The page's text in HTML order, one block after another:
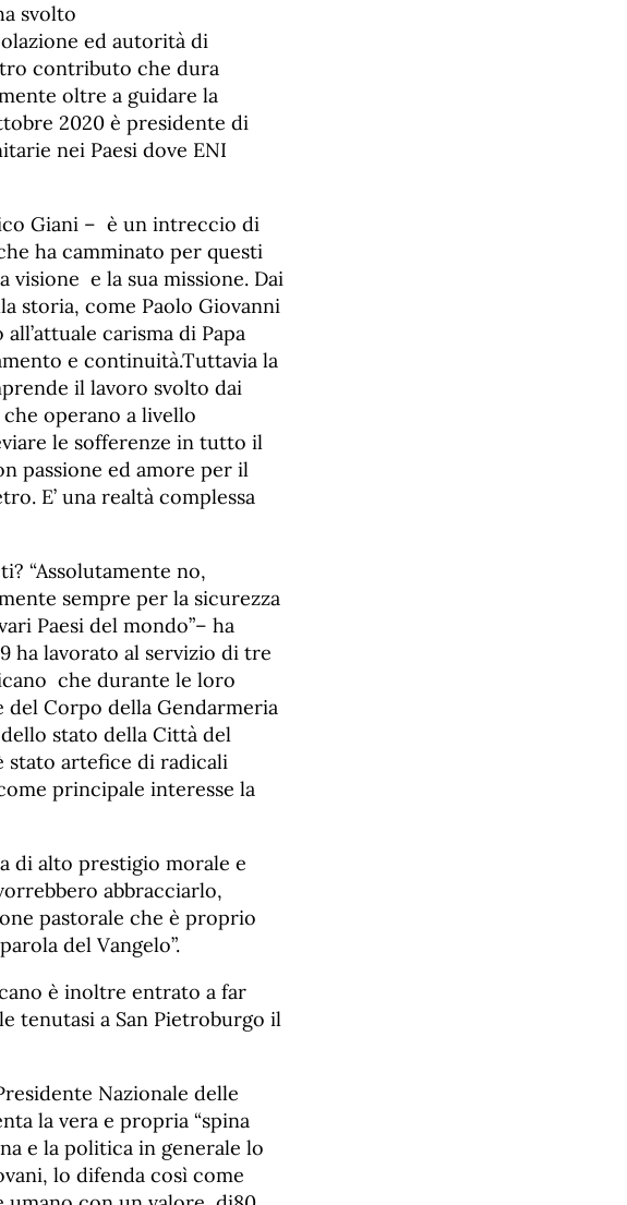
svolto
ed autorità di
contributo che dura
oltre a guidare la
2020 è presidente di
nei Paesi dove ENI
Giani – è un intreccio di
ha camminato per questi
e la sua missione. Dai
storia, come Paolo Giovanni
carisma di Papa
e continuità.Tuttavia la
il lavoro svolto dai
operano a livello
le sofferenze in tutto il
passione ed amore per il
E’ una realtà complessa
“Assolutamente no,
sempre per la sicurezza
Paesi del mondo”– ha
ha lavorato al servizio di tre
che durante le loro
Corpo della Gendarmeria
stato della Città del
stato artefice di radicali
principale interesse la
di alto prestigio morale e
abbracciarlo,
pastorale che è proprio
del Vangelo”.
è inoltre entrato a far
tenutasi a San Pietroburgo il
Nazionale delle
la vera e propria “spina
e la politica in generale lo
lo difenda così come